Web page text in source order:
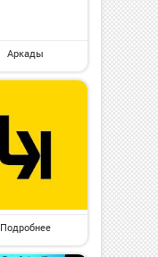
Аркады
Подробнее